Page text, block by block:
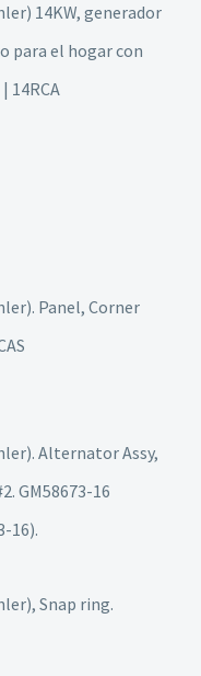
14KW, generador
para el hogar con
14RCA
Panel, Corner
Alternator Assy,
GM58673-16
16).
Snap ring.